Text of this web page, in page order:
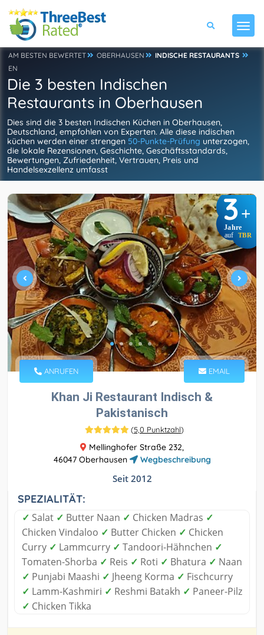
AM BESTEN BEWERTET OBERHAUSEN
INDISCHE RESTAURANTS
EN
Die 3 besten Indischen
Restaurants in Oberhausen
Dies sind die 3 besten Indischen Küchen in Oberhausen,
Deutschland, empfohlen von Experten. Alle diese indischen
küchen werden einer strengen 50-Punkte-Prüfung unterzogen,
die lokale Rezensionen, Geschichte, Geschäftsstandards,
Bewertungen, Zufriedenheit, Vertrauen, Preis und
Handelsexzellenz umfasst
3+
Jahre
auf TBR
ANRUFEN EMAIL
Khan Ji Restaurant Indisch &
Pakistanisch
(5,0 Punktzahl)
Mellinghofer Straße 232,
46047 Oberhausen
Wegbeschreibung
Seit 2012
SPEZIALITÄT:
✓ Salat ✓ Butter Naan ✓ Chicken Madras ✓
Chicken Vindaloo ✓ Butter Chicken ✓ Chicken
Curry ✓ Lammcurry ✓ Tandoori-Hähnchen ✓
Tomaten-Shorba ✓ Reis ✓ Roti ✓ Bhatura ✓ Naan
✓ Punjabi Maashi ✓ Jheeng Korma ✓ Fischcurry
✓ Lamm-Kashmiri ✓ Reshmi Batakh ✓ Paneer-Pilz
✓ Chicken Tikka